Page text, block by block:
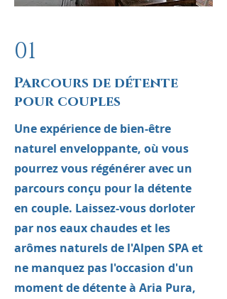
01
Parcours de détente
pour couples
Une expérience de bien-être
naturel enveloppante, où vous
pourrez vous régénérer avec un
parcours conçu pour la détente
en couple. Laissez-vous dorloter
par nos eaux chaudes et les
arômes naturels de l'Alpen SPA et
ne manquez pas l'occasion d'un
moment de détente à Aria Pura,